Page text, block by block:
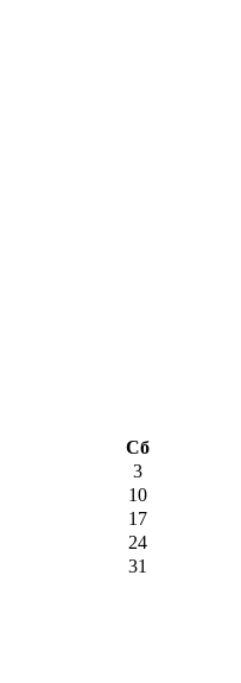
Сб
3
10
17
24
31